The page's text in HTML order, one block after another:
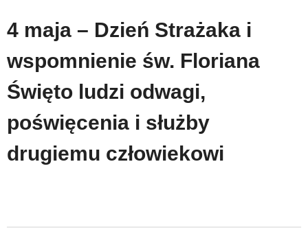
4 maja – Dzień Strażaka i
wspomnienie św. Floriana
Święto ludzi odwagi,
poświęcenia i służby
drugiemu człowiekowi